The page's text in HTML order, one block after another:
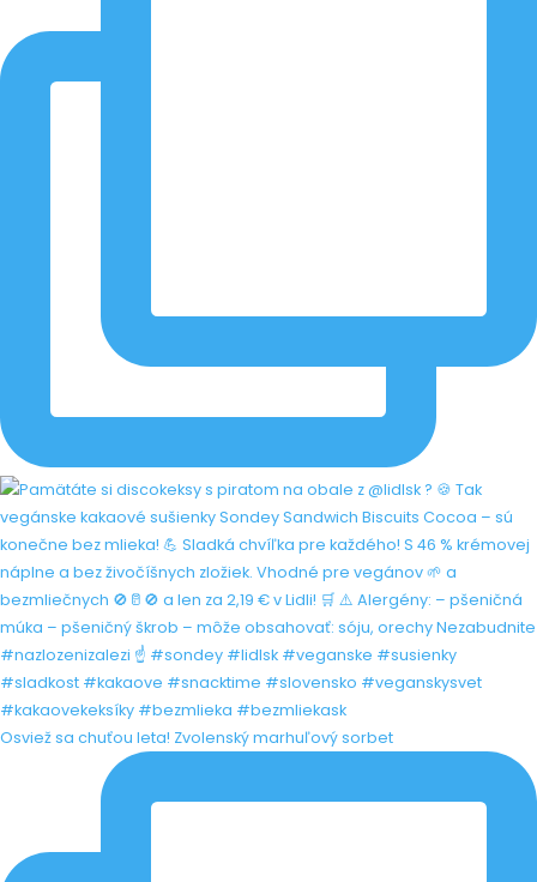
Osviež sa chuťou leta! Zvolenský marhuľový sorbet